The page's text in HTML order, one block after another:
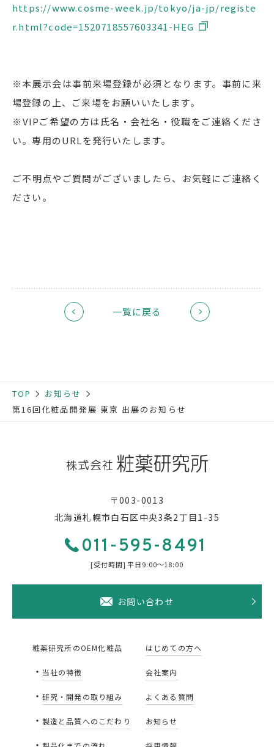
https://www.cosme-week.jp/tokyo/ja-jp/registe
r.html?code=1520718557603341-HEG
※本展示会は事前来場登録が必須となります。事前に来
場登録の上、ご来場をお願いいたします。
※VIPご希望の方は氏名・会社名・役職をご連絡くださ
い。専用のURLを発行いたします。
ご不明点やご質問がございましたら、お気軽にご連絡く
ださい。
一覧に戻る
TOP
お知らせ
第16回化粧品開発展 東京 出展のお知らせ
〒003-0013
北海道札幌市白石区中央3条2丁目1-35
011-595-8491
[受付時間] 平日9:00〜18:00
お問い合わせ
粧薬研究所のOEM化粧品
当社の特徴
研究・開発の取り組み
製造と品質へのこだわり
はじめての方へ
会社案内
よくある質問
お知らせ